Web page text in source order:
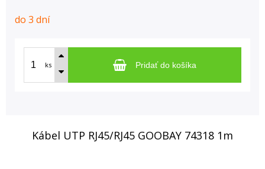
do 3 dní
ks Pridať do košíka
Kábel UTP RJ45/RJ45 GOOBAY 74318 1m